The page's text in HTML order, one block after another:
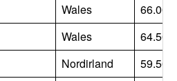
Wales
66.000
Wales
64.500
Nordirland
59.500